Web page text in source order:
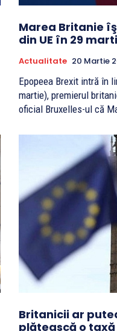
Marea Britanie
din UE în 29
Actualitate 20 Martie
Epopeea Brexit intră în
martie), premierul
oficial Bruxelles-ul că
Britanicii ar
plătească o